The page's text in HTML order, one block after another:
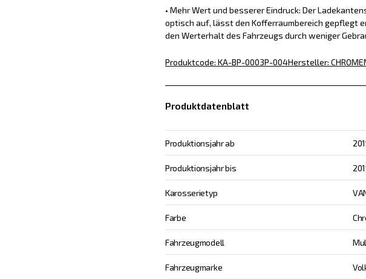
• Mehr Wert und besserer Eindruck: Der
optisch auf, lässt den Kofferraumbereich gepflegt
den Werterhalt des Fahrzeugs durch weniger
Produktcode: KA-BP-0003P-004Hersteller:
Produktdatenblatt
Produktionsjahr ab
Produktionsjahr bis
Karosserietyp
Farbe
Fahrzeugmodell
Fahrzeugmarke